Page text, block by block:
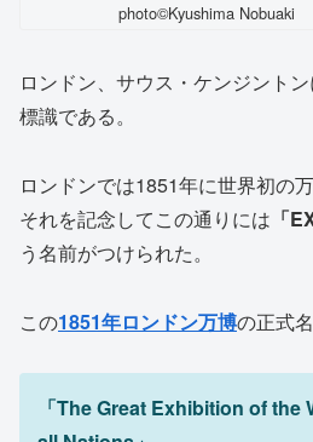
photo©️Kyushima Nobuaki
ロンドン、サウス・ケンジント
標識である。
ロンドンでは1851年に世界初の
それを記念してこの通りには 「
う名前がつけられた。
この1851年ロンドン万博の正式
「The Great Exhibition of